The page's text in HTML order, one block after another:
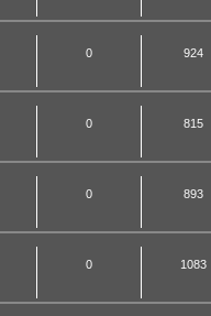
0 924
0 815
0 893
0 1083